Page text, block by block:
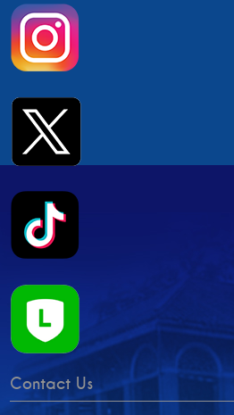
Contact Us